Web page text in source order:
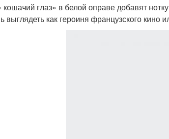
кошачий глаз» в белой оправе добавят
выглядеть как героиня французского кино